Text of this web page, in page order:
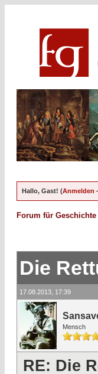
Hallo, Gast! (Anmelden
Forum für Geschichte
Die
17.08.2013, 17:39
Mensch
RE: Die